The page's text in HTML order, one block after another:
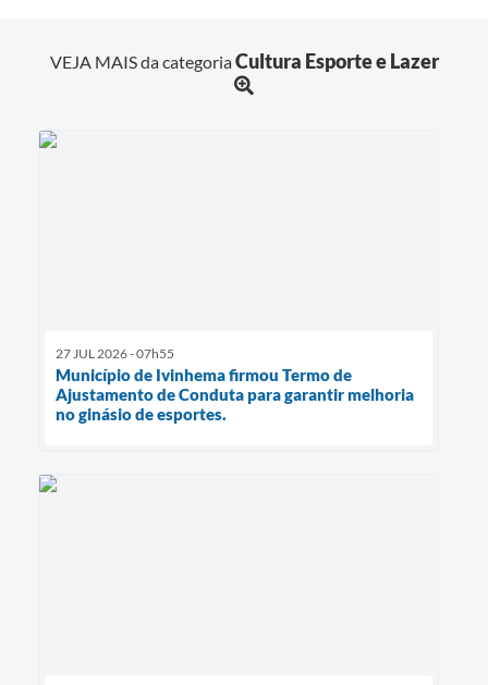
VEJA MAIS da categoriaCultura Esporte e Lazer
27 JUL 2026 - 07h55
Município de Ivinhema firmou Termo de
Ajustamento de Conduta para garantir melhoria
no ginásio de esportes.